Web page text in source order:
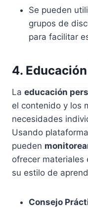
Se pueden
grupos de
para facilitar
4.
La educación
el contenido y los
necesidades
Usando
pueden
ofrecer materiales
su estilo de
Consejo